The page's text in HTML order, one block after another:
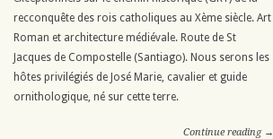
recconquête des rois catholiques au Xème siècle. Art
Roman et architecture médiévale. Route de St
Jacques de Compostelle (Santiago). Nous serons les
hôtes privilégiés de José Marie, cavalier et guide
ornithologique, né sur cette terre.
Continue reading →